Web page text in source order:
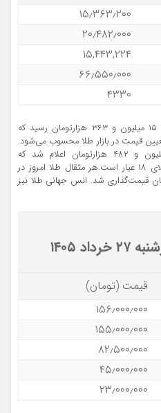
۱۵٫۳۶۳٫۲۰۰
۲۰٫۴۸۲٫۰۰۰
۱۵,۴۴۳,۲۲۴
۶۶٫۵۵۰٫۰۰۰
۴۳۳۰
قیمت طلای ۱۸ عیار (۷۵۰) امروز به ۱۵ میلیون و ۳۶۳ هزارتومان رسید که
قیمت در بازار طلا محسوب می‌شود.
قیمت طلای ۲۴ عیار امروز ۲۰ میلیون و ۴۸۲ هزارتومان اعلام شد که
نشان‌دهنده اختلاف قابل توجه با طلای ۱۸ عیار است.هر مثقال طلا امروز در
۶۶ میلیون و ۵۵۰ هزارتومان قیمت‌گذاری شد. انس جهانی طلا نیز
۱۴۰۵
قیمت (تومان)
۱۵۶٫۰۰۰٫۰۰۰
۱۵۵٫۰۰۰٫۰۰۰
۸۲٫۵۰۰٫۰۰۰
۴۵٫۰۰۰٫۰۰۰
۲۳٫۰۰۰٫۰۰۰